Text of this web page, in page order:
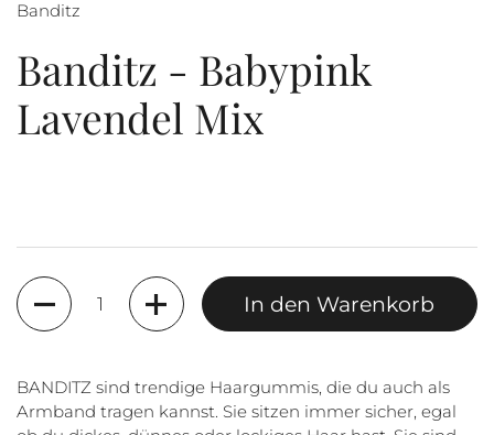
Banditz
Banditz - Babypink
Lavendel Mix
Anzahl
In den Warenkorb
BANDITZ sind trendige Haargummis, die du auch als
Armband tragen kannst. Sie sitzen immer sicher, egal